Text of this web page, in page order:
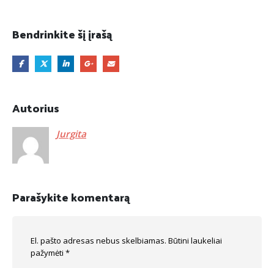
Bendrinkite šį įrašą
Autorius
Jurgita
Parašykite komentarą
El. pašto adresas nebus skelbiamas. Būtini laukeliai
pažymėti *